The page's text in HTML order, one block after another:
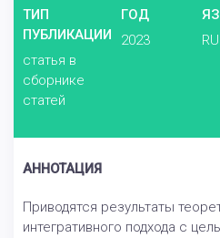
ТИП
ПУБЛИКАЦИИ
статья в
сборнике
статей
ГОД
2023
RU
АННОТАЦИЯ
Приводятся результаты
интегративного подхода с